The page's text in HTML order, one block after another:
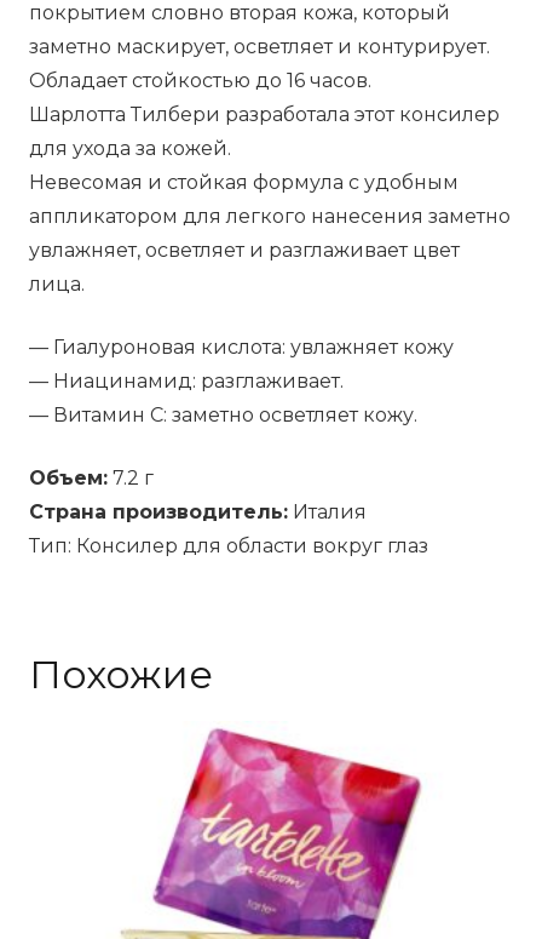
7.2
г
покрытием словно вторая кожа, который
заметно маскирует, осветляет и контурирует.
Обладает стойкостью до 16 часов.
Шарлотта Тилбери разработала этот консилер
для ухода за кожей.
Невесомая и стойкая формула с удобным
аппликатором для легкого нанесения заметно
увлажняет, осветляет и разглаживает цвет
лица.
— Гиалуроновая кислота: увлажняет кожу
— Ниацинамид: разглаживает.
— Витамин С: заметно осветляет кожу.
Объем: 7.2 г
Страна производитель: Италия
Тип: Консилер для области вокруг глаз
Похожие